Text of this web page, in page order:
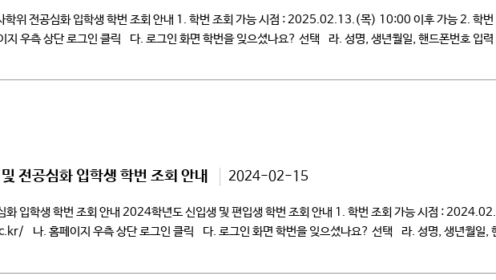
학위 전공심화 입학생 학번 조회 안내 1. 학번 조회 가능 시점 : 2025.02.13.(목) 10:00 이후 가능 2. 학
측 상단 로그인 클릭 다. 로그인 화면 학번을 잊으셨나요? 선택 라. 성명, 생년월일, 핸드폰번호 입력
전공심화 입학생 학번 조회 안내 2024-02-15
화 입학생 학번 조회 안내 2024학년도 신입생 및 편입생 학번 조회 안내 1. 학번 조회 가능 시점 :
나. 홈페이지 우측 상단 로그인 클릭 다. 로그인 화면 학번을 잊으셨나요? 선택 라. 성명, 생년월일,